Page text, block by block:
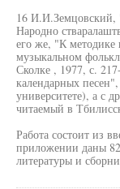
16 И.И.Земцовский,
Народно
его же, "К методике
музыкальном
Сколке , 1977, с.
календарных
университете), а с
читаемый в
Работа состоит из
приложении даны
литературы и